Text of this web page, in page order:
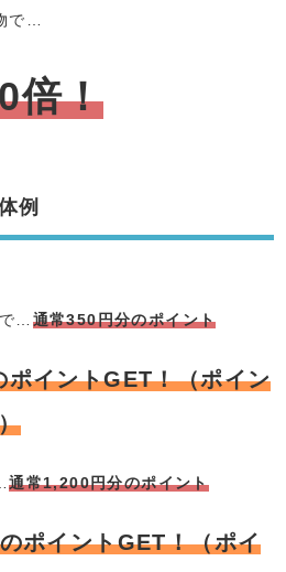
で…
倍！
例
… 通常350円分のポイント
イントGET！（ポイン
通常1,200円分のポイント
ポイントGET！（ポイ